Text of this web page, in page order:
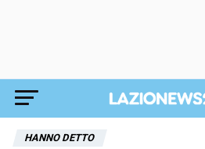
HANNO DETTO